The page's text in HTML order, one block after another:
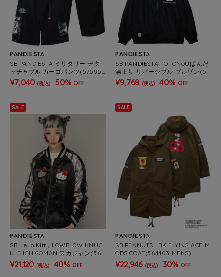
PANDIESTA
SB PANDIESTA ミリタリー デタ
ッチャブル カーゴパンツ(575953
MENS/WOMENS)
¥7,040 (税込) 50% OFF
PANDIESTA
SB PANDIESTA TOTONOUぱんだ
湯上り リバーシブル ブルゾン(57
5202 MENS/WOMENS)
¥9,768 (税込) 40% OFF
SALE
PANDIESTA
SB Hello Kitty LOWBLOW KNUC
KLE ICHIGOMAN スカジャン(564
404 MENS)
¥21,120 (税込) 40% OFF
SALE
PANDIESTA
SB PEANUTS LBK FLYING ACE M
ODS COAT(564403 MENS)
¥22,946 (税込) 30% OFF